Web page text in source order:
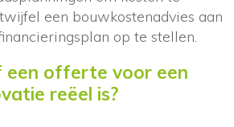
een bouwkostenadvies aan
op te stellen.
een offerte voor een
reëel is?